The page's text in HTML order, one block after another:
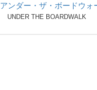
アンダー・ザ・ボードウォ
UNDER THE BOARDWALK